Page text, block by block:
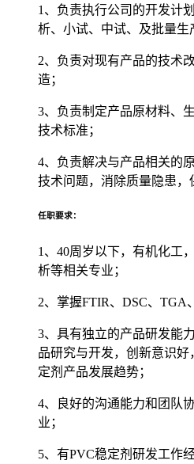
1、负责执行公司的开发计
析、小试、中试、及批量生
2、负责对现有产品的技术
造；
3、负责制定产品原材料、
技术标准；
4、负责解决与产品相关的
技术问题，消除质量隐患，
任职要求：
1、40周岁以下，有机化工
析等相关专业；
2、掌握FTIR、DSC、TGA
3、具有独立的产品研发能
品研究与开发，创新意识
定剂产品发展趋势；
4、良好的沟通能力和团队
业；
5、有PVC稳定剂研发工作